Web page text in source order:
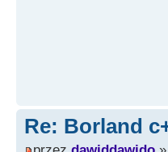
Re: Borland